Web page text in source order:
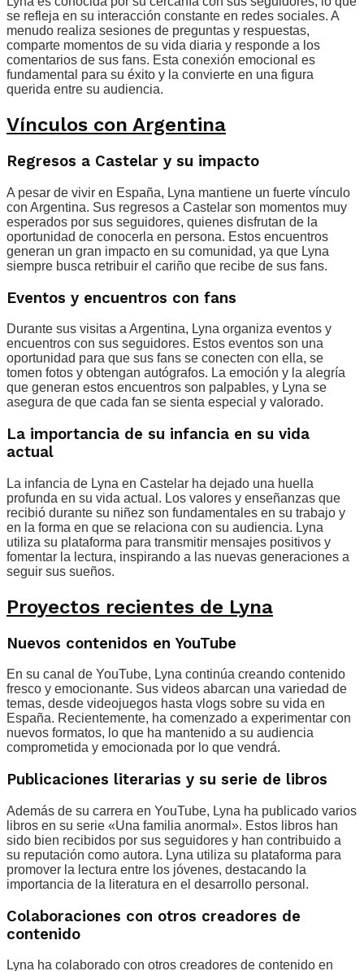
se refleja en su interacción constante en redes sociales. A
menudo realiza sesiones de preguntas y respuestas,
comparte momentos de su vida diaria y responde a los
comentarios de sus fans. Esta conexión emocional es
fundamental para su éxito y la convierte en una figura
querida entre su audiencia.
Vínculos con Argentina
Regresos a Castelar y su impacto
A pesar de vivir en España, Lyna mantiene un fuerte vínculo
con Argentina. Sus regresos a Castelar son momentos muy
esperados por sus seguidores, quienes disfrutan de la
oportunidad de conocerla en persona. Estos encuentros
generan un gran impacto en su comunidad, ya que Lyna
siempre busca retribuir el cariño que recibe de sus fans.
Eventos y encuentros con fans
Durante sus visitas a Argentina, Lyna organiza eventos y
encuentros con sus seguidores. Estos eventos son una
oportunidad para que sus fans se conecten con ella, se
tomen fotos y obtengan autógrafos. La emoción y la alegría
que generan estos encuentros son palpables, y Lyna se
asegura de que cada fan se sienta especial y valorado.
La importancia de su infancia en su vida
actual
La infancia de Lyna en Castelar ha dejado una huella
profunda en su vida actual. Los valores y enseñanzas que
recibió durante su niñez son fundamentales en su trabajo y
en la forma en que se relaciona con su audiencia. Lyna
utiliza su plataforma para transmitir mensajes positivos y
fomentar la lectura, inspirando a las nuevas generaciones a
seguir sus sueños.
Proyectos recientes de Lyna
Nuevos contenidos en YouTube
En su canal de YouTube, Lyna continúa creando contenido
fresco y emocionante. Sus videos abarcan una variedad de
temas, desde videojuegos hasta vlogs sobre su vida en
España. Recientemente, ha comenzado a experimentar con
nuevos formatos, lo que ha mantenido a su audiencia
comprometida y emocionada por lo que vendrá.
Publicaciones literarias y su serie de libros
Además de su carrera en YouTube, Lyna ha publicado varios
libros en su serie «Una familia anormal». Estos libros han
sido bien recibidos por sus seguidores y han contribuido a
su reputación como autora. Lyna utiliza su plataforma para
promover la lectura entre los jóvenes, destacando la
importancia de la literatura en el desarrollo personal.
Colaboraciones con otros creadores de
contenido
Lyna ha colaborado con otros creadores de contenido en